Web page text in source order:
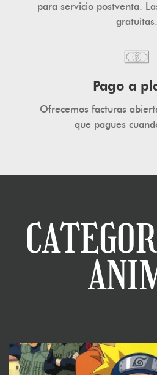
para servicio postventa.
gratuitas.
Pago a
Ofrecemos facturas
que pagues